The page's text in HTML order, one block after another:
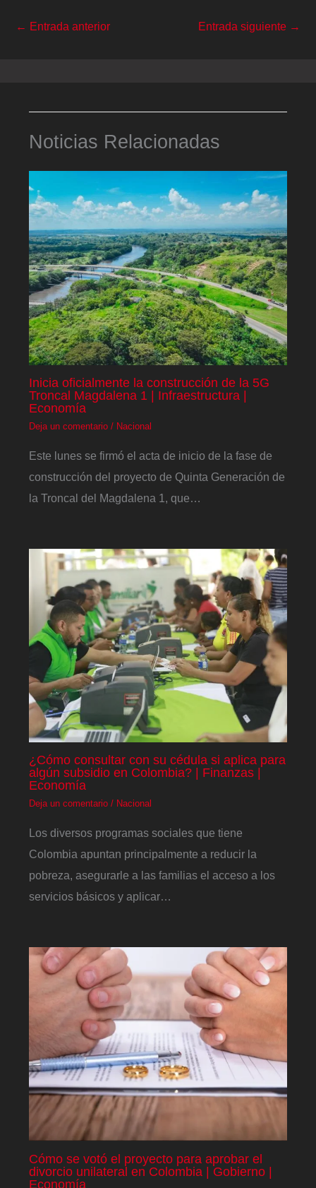
← Entrada anterior Entrada siguiente →
Noticias Relacionadas
Inicia oficialmente la construcción de la 5G
Troncal Magdalena 1 | Infraestructura |
Economía
Deja un comentario / Nacional
Este lunes se firmó el acta de inicio de la fase de
construcción del proyecto de Quinta Generación de
la Troncal del Magdalena 1, que…
¿Cómo consultar con su cédula si aplica para
algún subsidio en Colombia? | Finanzas |
Economía
Deja un comentario / Nacional
Los diversos programas sociales que tiene
Colombia apuntan principalmente a reducir la
pobreza, asegurarle a las familias el acceso a los
servicios básicos y aplicar…
Cómo se votó el proyecto para aprobar el
divorcio unilateral en Colombia | Gobierno |
Economía